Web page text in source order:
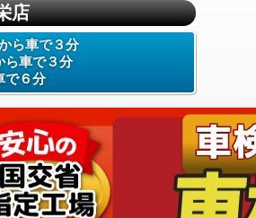
店
ら車で３分
ら車で３分
で６分